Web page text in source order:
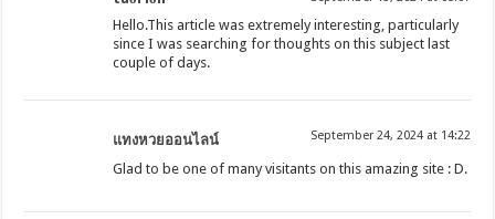
Hello.This article was extremely interesting, particularly
since I was searching for thoughts on this subject last
couple of days.
แทงหวยออนไลน์ September 24, 2024 at 14:22
Glad to be one of many visitants on this amazing site : D.